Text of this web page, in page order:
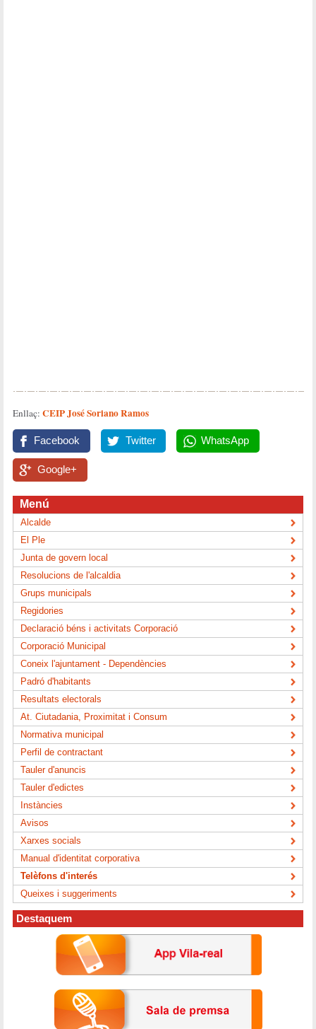
Enllaç:CEIP José Soriano Ramos
Facebook Twitter WhatsApp
Google+
Menú
Alcalde
El Ple
Junta de govern local
Resolucions de l'alcaldia
Grups municipals
Regidories
Declaració béns i activitats Corporació
Corporació Municipal
Coneix l'ajuntament - Dependències
Padró d'habitants
Resultats electorals
At. Ciutadania, Proximitat i Consum
Normativa municipal
Perfil de contractant
Tauler d'anuncis
Tauler d'edictes
Instàncies
Avisos
Xarxes socials
Manual d'identitat corporativa
Telèfons d'interés
Queixes i suggeriments
Destaquem